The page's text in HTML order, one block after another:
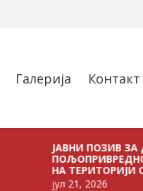
Галерија Контакт
ЈАВНИ ПОЗИВ ЗА
ПОЉОПРИВРЕДНОГ
НА ТЕРИТОРИЈИ
јул 21, 2026